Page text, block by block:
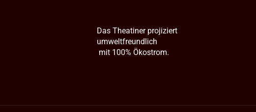
Das Theatiner projiziert
umweltfreundlich
mit 100% Ökostrom.